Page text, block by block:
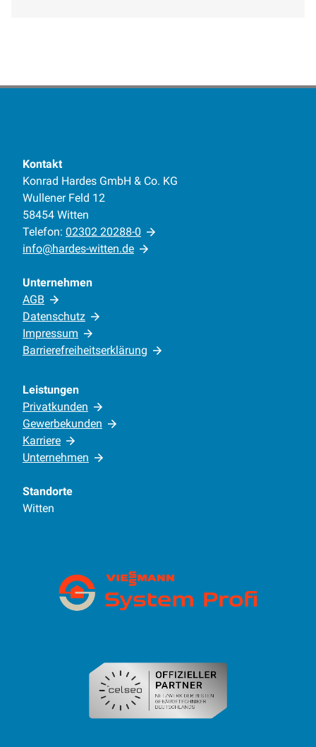
Kontakt
Konrad Hardes GmbH & Co. KG
Wullener Feld 12
58454 Witten
Telefon: 02302 20288-0
info@hardes-witten.de
Unternehmen
AGB
Datenschutz
Impressum
Barrierefreiheitserklärung
Leistungen
Privatkunden
Gewerbekunden
Karriere
Unternehmen
Standorte
Witten